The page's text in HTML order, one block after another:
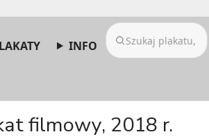
INFO
filmowy, 2018 r.